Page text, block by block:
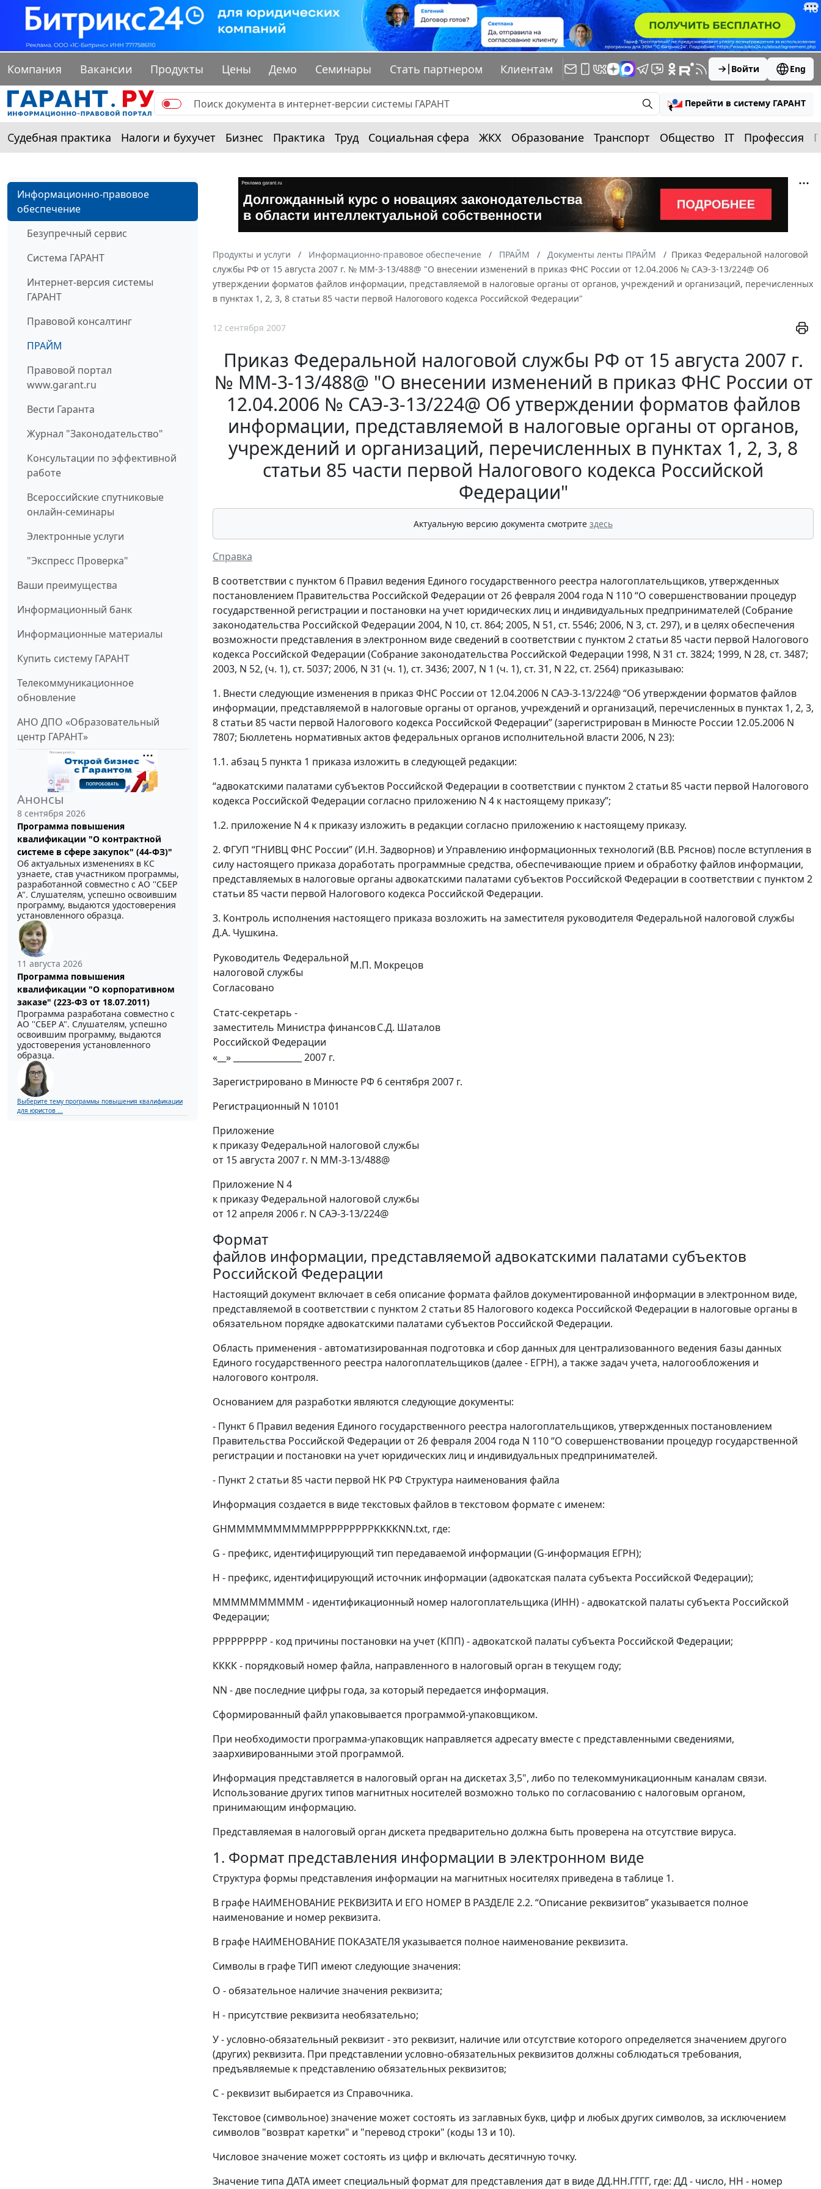
Компания Вакансии Продукты Цены Демо Семинары Стать партнером Клиентам Войти Eng
Перейти в систему ГАРАНТ
Судебная практика Налоги и бухучет Бизнес Практика Труд Социальная сфера ЖКХ Образование Транспорт Общество IT Профессия
Информационно-правовое
обеспечение
Безупречный сервис
Система ГАРАНТ
Интернет-версия системы
ГАРАНТ
Правовой консалтинг
ПРАЙМ
Правовой портал
www.garant.ru
Вести Гаранта
Журнал "Законодательство"
Консультации по эффективной
работе
Всероссийские спутниковые
онлайн-семинары
Электронные услуги
"Экспресс Проверка"
Ваши преимущества
Информационный банк
Информационные материалы
Купить систему ГАРАНТ
Телекоммуникационное
обновление
АНО ДПО «Образовательный
центр ГАРАНТ»
Анонсы
8 сентября 2026
Программа повышения
квалификации "О контрактной
системе в сфере закупок" (44-ФЗ)"
Об актуальных изменениях в КС
узнаете, став участником программы,
разработанной совместно с АО ''СБЕР
А". Слушателям, успешно освоившим
программу, выдаются удостоверения
установленного образца.
11 августа 2026
Программа повышения
квалификации "О корпоративном
заказе" (223-ФЗ от 18.07.2011)
Программа разработана совместно с
АО ''СБЕР А". Слушателям, успешно
освоившим программу, выдаются
удостоверения установленного
образца.
Выберите тему программы повышения квалификации
для юристов ...
Продукты и услуги Информационно-правовое обеспечение ПРАЙМ Документы ленты ПРАЙМ
Приказ Федеральной налоговой
службы РФ от 15 августа 2007 г. № ММ-3-13/488@ "О внесении изменений в приказ ФНС России от 12.04.2006 № САЭ-3-13/224@ Об
утверждении форматов файлов информации, представляемой в налоговые органы от органов, учреждений и организаций, перечисленных
в пунктах 1, 2, 3, 8 статьи 85 части первой Налогового кодекса Российской Федерации"
12 сентября 2007
Приказ Федеральной налоговой службы РФ от 15 августа 2007 г.
№ ММ-3-13/488@ "О внесении изменений в приказ ФНС России от
12.04.2006 № САЭ-3-13/224@ Об утверждении форматов файлов
информации, представляемой в налоговые органы от органов,
учреждений и организаций, перечисленных в пунктах 1, 2, 3, 8
статьи 85 части первой Налогового кодекса Российской
Федерации"
Актуальную версию документа смотрите здесь
Справка
В соответствии с пунктом 6 Правил ведения Единого государственного реестра налогоплательщиков, утвержденных
постановлением Правительства Российской Федерации от 26 февраля 2004 года N 110 “О совершенствовании процедур
государственной регистрации и постановки на учет юридических лиц и индивидуальных предпринимателей (Собрание
законодательства Российской Федерации 2004, N 10, ст. 864; 2005, N 51, ст. 5546; 2006, N 3, ст. 297), и в целях обеспечения
возможности представления в электронном виде сведений в соответствии с пунктом 2 статьи 85 части первой Налогового
кодекса Российской Федерации (Собрание законодательства Российской Федерации 1998, N 31 ст. 3824; 1999, N 28, ст. 3487;
2003, N 52, (ч. 1), ст. 5037; 2006, N 31 (ч. 1), ст. 3436; 2007, N 1 (ч. 1), ст. 31, N 22, ст. 2564) приказываю:
1. Внести следующие изменения в приказ ФНС России от 12.04.2006 N САЭ-3-13/224@ “Об утверждении форматов файлов
информации, представляемой в налоговые органы от органов, учреждений и организаций, перечисленных в пунктах 1, 2, 3,
8 статьи 85 части первой Налогового кодекса Российской Федерации” (зарегистрирован в Минюсте России 12.05.2006 N
7807; Бюллетень нормативных актов федеральных органов исполнительной власти 2006, N 23):
1.1. абзац 5 пункта 1 приказа изложить в следующей редакции:
“адвокатскими палатами субъектов Российской Федерации в соответствии с пунктом 2 статьи 85 части первой Налогового
кодекса Российской Федерации согласно приложению N 4 к настоящему приказу”;
1.2. приложение N 4 к приказу изложить в редакции согласно приложению к настоящему приказу.
2. ФГУП “ГНИВЦ ФНС России” (И.Н. Задворнов) и Управлению информационных технологий (В.В. Ряснов) после вступления в
силу настоящего приказа доработать программные средства, обеспечивающие прием и обработку файлов информации,
представляемых в налоговые органы адвокатскими палатами субъектов Российской Федерации в соответствии с пунктом 2
статьи 85 части первой Налогового кодекса Российской Федерации.
3. Контроль исполнения настоящего приказа возложить на заместителя руководителя Федеральной налоговой службы
Д.А. Чушкина.
Руководитель Федеральной
налоговой службы
М.П. Мокрецов
Согласовано
Статс-секретарь -
заместитель Министра финансов
Российской Федерации
С.Д. Шаталов
«__» ________________ 2007 г.
Зарегистрировано в Минюсте РФ 6 сентября 2007 г.
Регистрационный N 10101
Приложение
к приказу Федеральной налоговой службы
от 15 августа 2007 г. N ММ-3-13/488@
Приложение N 4
к приказу Федеральной налоговой службы
от 12 апреля 2006 г. N САЭ-3-13/224@
Формат
файлов информации, представляемой адвокатскими палатами субъектов
Российской Федерации
Настоящий документ включает в себя описание формата файлов документированной информации в электронном виде,
представляемой в соответствии с пунктом 2 статьи 85 Налогового кодекса Российской Федерации в налоговые органы в
обязательном порядке адвокатскими палатами субъектов Российской Федерации.
Область применения - автоматизированная подготовка и сбор данных для централизованного ведения базы данных
Единого государственного реестра налогоплательщиков (далее - ЕГРН), а также задач учета, налогообложения и
налогового контроля.
Основанием для разработки являются следующие документы:
- Пункт 6 Правил ведения Единого государственного реестра налогоплательщиков, утвержденных постановлением
Правительства Российской Федерации от 26 февраля 2004 года N 110 “О совершенствовании процедур государственной
регистрации и постановки на учет юридических лиц и индивидуальных предпринимателей.
- Пункт 2 статьи 85 части первой НК РФ Структура наименования файла
Информация создается в виде текстовых файлов в текстовом формате с именем:
GHMMMMMMMMMMPPPPPPPPPKKKKNN.txt, где:
G - префикс, идентифицирующий тип передаваемой информации (G-информация ЕГРН);
Н - префикс, идентифицирующий источник информации (адвокатская палата субъекта Российской Федерации);
ММММММММММ - идентификационный номер налогоплательщика (ИНН) - адвокатской палаты субъекта Российской
Федерации;
РРРРРРРРР - код причины постановки на учет (КПП) - адвокатской палаты субъекта Российской Федерации;
КККК - порядковый номер файла, направленного в налоговый орган в текущем году;
NN - две последние цифры года, за который передается информация.
Сформированный файл упаковывается программой-упаковщиком.
При необходимости программа-упаковщик направляется адресату вместе с представленными сведениями,
заархивированными этой программой.
Информация представляется в налоговый орган на дискетах 3,5", либо по телекоммуникационным каналам связи.
Использование других типов магнитных носителей возможно только по согласованию с налоговым органом,
принимающим информацию.
Представляемая в налоговый орган дискета предварительно должна быть проверена на отсутствие вируса.
1. Формат представления информации в электронном виде
Структура формы представления информации на магнитных носителях приведена в таблице 1.
В графе НАИМЕНОВАНИЕ РЕКВИЗИТА И ЕГО НОМЕР В РАЗДЕЛЕ 2.2. “Описание реквизитов” указывается полное
наименование и номер реквизита.
В графе НАИМЕНОВАНИЕ ПОКАЗАТЕЛЯ указывается полное наименование реквизита.
Символы в графе ТИП имеют следующие значения:
О - обязательное наличие значения реквизита;
Н - присутствие реквизита необязательно;
У - условно-обязательный реквизит - это реквизит, наличие или отсутствие которого определяется значением другого
(других) реквизита. При представлении условно-обязательных реквизитов должны соблюдаться требования,
предъявляемые к представлению обязательных реквизитов;
С - реквизит выбирается из Справочника.
Текстовое (символьное) значение может состоять из заглавных букв, цифр и любых других символов, за исключением
символов "возврат каретки" и "перевод строки" (коды 13 и 10).
Числовое значение может состоять из цифр и включать десятичную точку.
Значение типа ДАТА имеет специальный формат для представления дат в виде ДД.НН.ГГГГ, где: ДД - число, НН - номер